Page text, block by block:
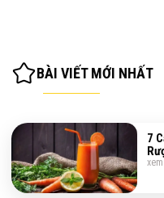
BÀI VIẾT MỚI NHẤT
7
xem